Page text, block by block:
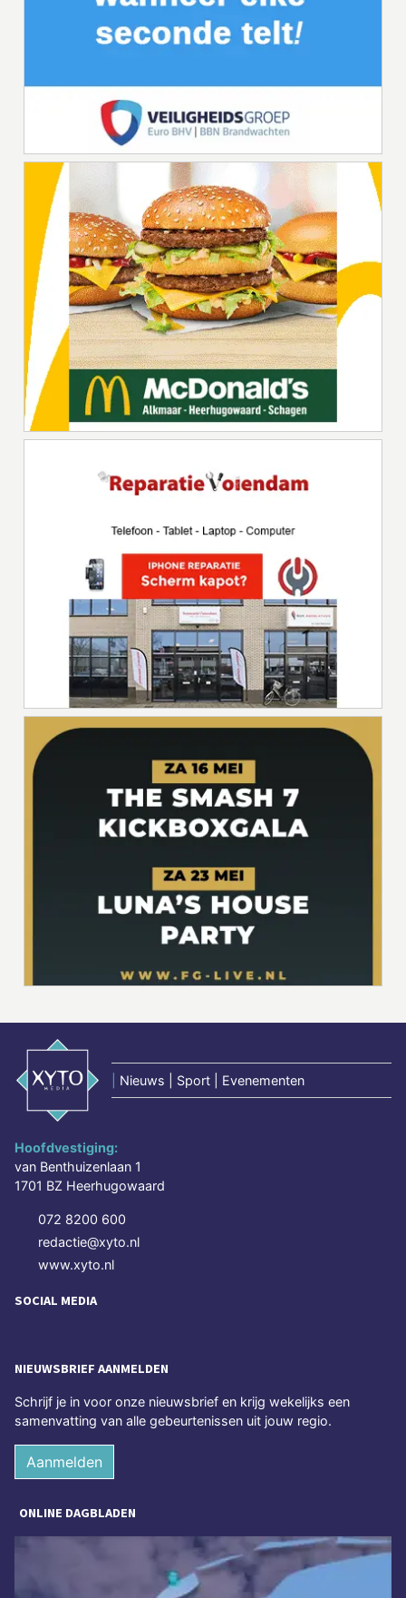
Nieuws | Sport | Evenementen
Hoofdvestiging:
van Benthuizenlaan 1
1701 BZ Heerhugowaard
072 8200 600
redactie@xyto.nl
www.xyto.nl
SOCIAL MEDIA
NIEUWSBRIEF AANMELDEN
Schrijf je in voor onze nieuwsbrief en krijg wekelijks een
samenvatting van alle gebeurtenissen uit jouw regio.
Aanmelden
ONLINE DAGBLADEN